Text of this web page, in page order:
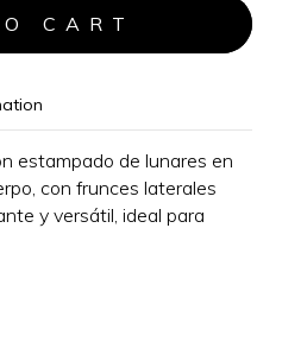
estampado de lunares en
con frunces laterales
y versátil, ideal para